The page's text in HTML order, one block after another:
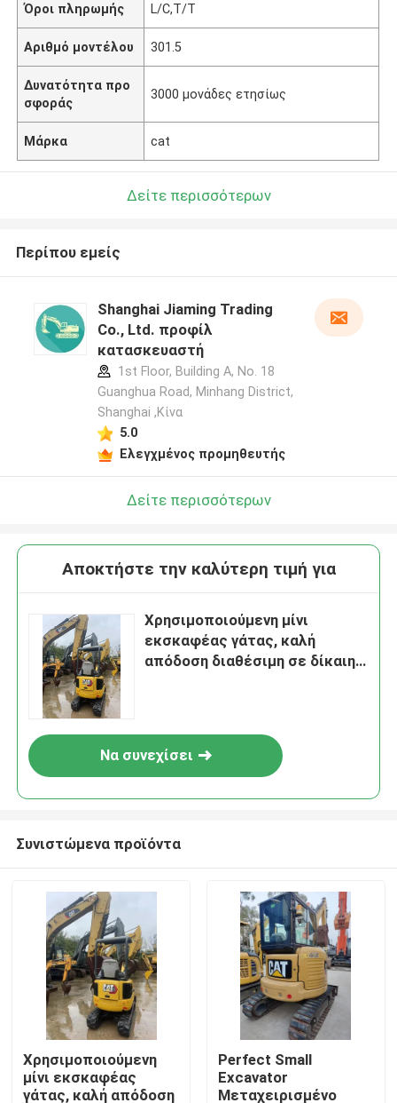
Όροι πληρωμής L/C,T/T
Αριθμό μοντέλου 301.5
Δυνατότητα προ
σφοράς
3000 μονάδες ετησίως
Μάρκα cat
Δείτε περισσότερων
Περίπου εμείς
Shanghai Jiaming Trading
Co., Ltd. προφίλ
κατασκευαστή
1st Floor, Building A, No. 18
Guanghua Road, Minhang District,
Shanghai ,Κίνα
5.0
Ελεγχμένος προμηθευτής
Δείτε περισσότερων
Αποκτήστε την καλύτερη τιμή για
Χρησιμοποιούμενη μίνι
εκσκαφέας γάτας, καλή
απόδοση διαθέσιμη σε δίκαιη
Να συνεχίσει
Συνιστώμενα προϊόντα
Χρησιμοποιούμενη
μίνι εκσκαφέας
γάτας, καλή απόδοση
Perfect Small
Excavator
Μεταχειρισμένο